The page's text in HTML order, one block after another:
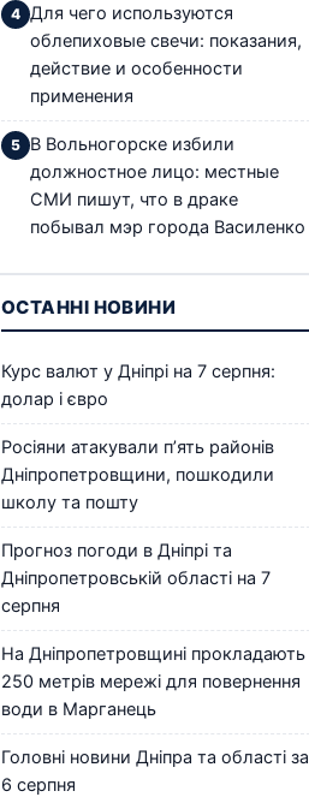
Для чего используются
облепиховые свечи: показания,
действие и особенности
применения
В Вольногорске избили
должностное лицо: местные
СМИ пишут, что в драке
побывал мэр города Василенко
ОСТАННІ НОВИНИ
Курс валют у Дніпрі на 7 серпня:
долар і євро
Росіяни атакували п’ять районів
Дніпропетровщини, пошкодили
школу та пошту
Прогноз погоди в Дніпрі та
Дніпропетровській області на 7
серпня
На Дніпропетровщині прокладають
250 метрів мережі для повернення
води в Марганець
Головні новини Дніпра та області за
6 серпня